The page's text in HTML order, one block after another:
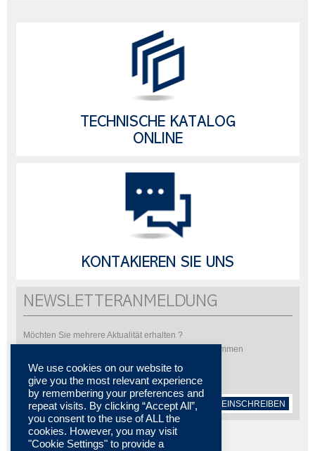
TECHNISCHE KATALOG
ONLINE
KONTAKIEREN SIE UNS
NEWSLETTERANMELDUNG
Möchten Sie mehrere Aktualität erhalten ?
Bitte abonnieren Sie um unsere Newsletter zu bekommen
EINSCHREIBEN
We use cookies on our website to
give you the most relevant experience
by remembering your preferences and
repeat visits. By clicking “Accept All”,
you consent to the use of ALL the
cookies. However, you may visit
"Cookie Settings" to provide a